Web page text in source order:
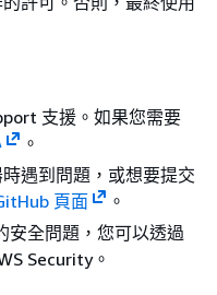
支援。如果您需要
。
遇到問題，或想要提交
頁面
。
安全問題，您可以透過
Security。